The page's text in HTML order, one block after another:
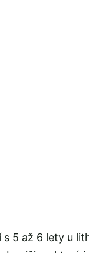
5 až 6 lety u